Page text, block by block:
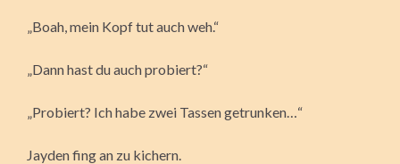
„Boah, mein Kopf tut auch weh.“
„Dann hast du auch probiert?“
„Probiert? Ich habe zwei Tassen getrunken…“
Jayden fing an zu kichern.